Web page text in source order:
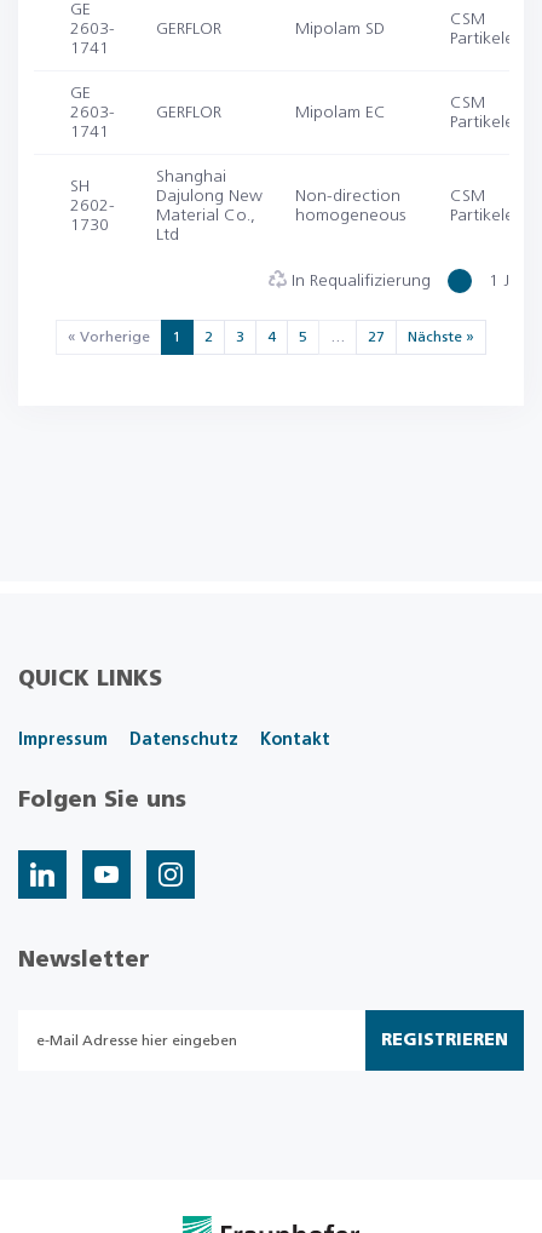
GE
2603-
1741
GERFLOR Mipolam SD
CSM
GE
2603-
1741
GERFLOR Mipolam EC
CSM
SH
2602-
1730
Shanghai
Dajulong New
Material Co.,
Ltd
Non-direction
homogeneous
CSM
In Requalifizierung 1 Jahr
« Vorherige 1 2 3 4 5 27 Nächste »
QUICK LINKS
Impressum Datenschutz Kontakt
Folgen Sie uns
Newsletter
REGISTRIEREN